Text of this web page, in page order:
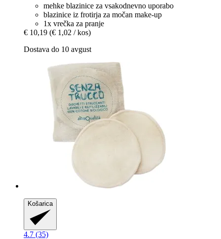
mehke blazinice za vsakodnevno uporabo
blazinice iz frotirja za močan make-up
1x vrečka za pranje
€ 10,19 (€ 1,02 / kos)
Dostava do 10 avgust
Košarica
4.7 (35)